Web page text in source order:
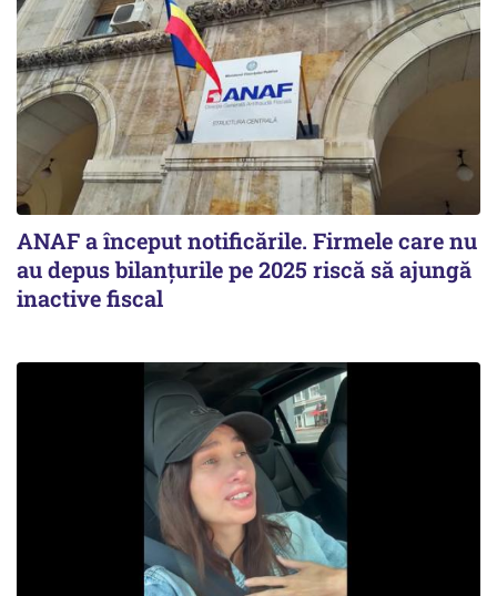
ANAF a început notificările. Firmele care nu
au depus bilanțurile pe 2025 riscă să ajungă
inactive fiscal